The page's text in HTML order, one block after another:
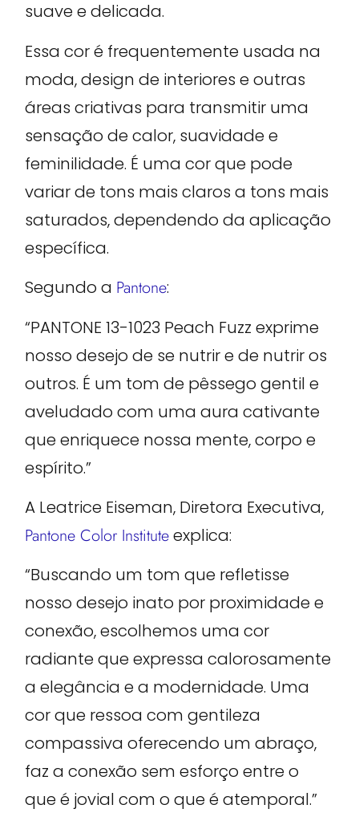
suave e delicada.
Essa cor é frequentemente usada na
moda, design de interiores e outras
áreas criativas para transmitir uma
sensação de calor, suavidade e
feminilidade. É uma cor que pode
variar de tons mais claros a tons mais
saturados, dependendo da aplicação
específica.
Segundo a Pantone:
“PANTONE 13-1023 Peach Fuzz exprime
nosso desejo de se nutrir e de nutrir os
outros. É um tom de pêssego gentil e
aveludado com uma aura cativante
que enriquece nossa mente, corpo e
espírito.”
A Leatrice Eiseman, Diretora Executiva,
Pantone Color Instituteexplica:
“Buscando um tom que refletisse
nosso desejo inato por proximidade e
conexão, escolhemos uma cor
radiante que expressa calorosamente
a elegância e a modernidade. Uma
cor que ressoa com gentileza
compassiva oferecendo um abraço,
faz a conexão sem esforço entre o
que é jovial com o que é atemporal.”